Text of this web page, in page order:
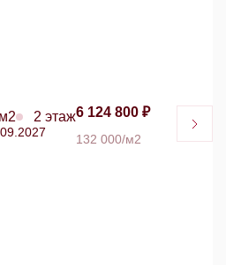
2 этаж6 124 800 ₽
132 000/м2